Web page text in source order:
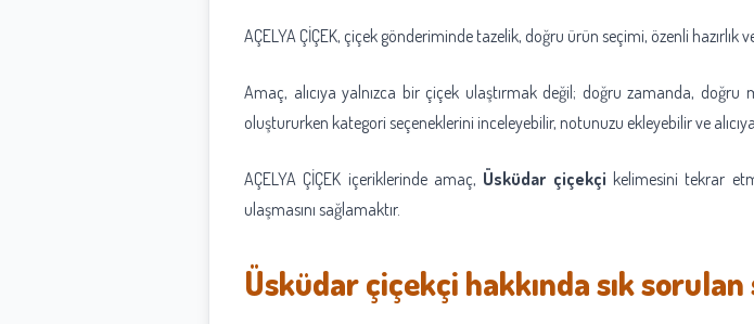
AÇELYA ÇİÇEK, çiçek gönderiminde tazelik, doğru ürün seçimi, özenli hazırlık
Amaç, alıcıya yalnızca bir çiçek ulaştırmak değil; doğru zamanda,
oluştururken kategori seçeneklerini inceleyebilir, notunuzu ekleyebilir ve
AÇELYA ÇİÇEK içeriklerinde amaç, Üsküdar çiçekçi kelimesini tekrar
ulaşmasını sağlamaktır.
Üsküdar çiçekçi hakkında sık